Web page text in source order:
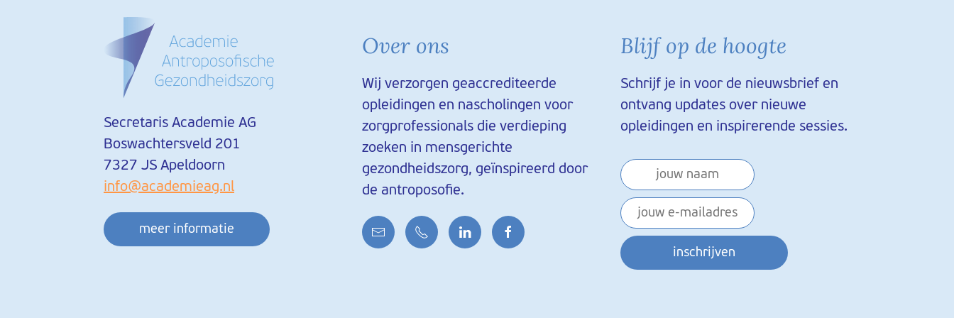
Secretaris Academie AG
Boswachtersveld 201
7327 JS Apeldoorn
info@academieag.nl
meer informatie
Over ons
Wij verzorgen geaccrediteerde
opleidingen en nascholingen voor
zorgprofessionals die verdieping
zoeken in mensgerichte
gezondheidszorg, geïnspireerd door
de antroposofie.
Blijf op de hoogte
Schrijf je in voor de nieuwsbrief en
ontvang updates over nieuwe
opleidingen en inspirerende sessies.
inschrijven